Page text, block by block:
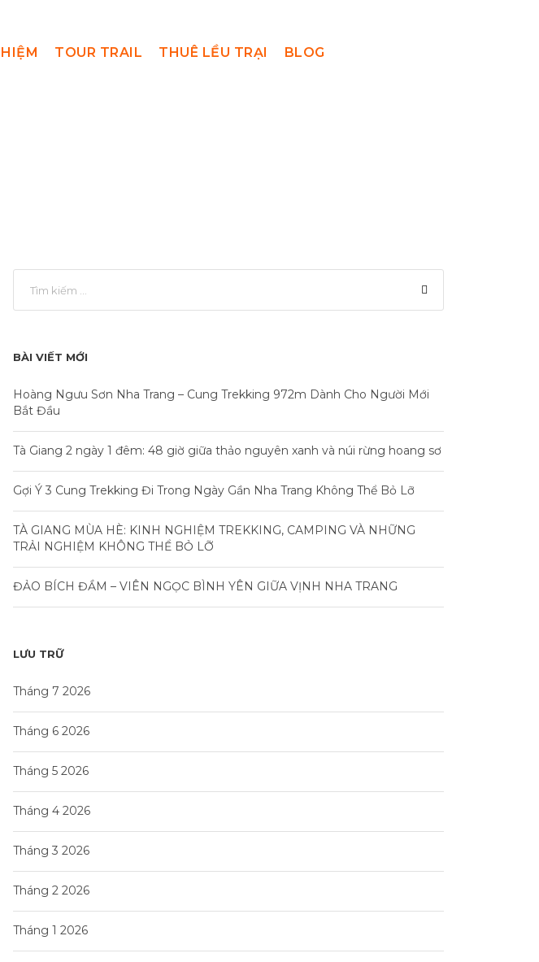
TOUR TRAIL THUÊ LỀU TRẠI BLOG
BÀI VIẾT MỚI
Hoàng Ngưu Sơn Nha Trang – Cung Trekking 972m Dành Cho Người Mới
Bắt Đầu
Tà Giang 2 ngày 1 đêm: 48 giờ giữa thảo nguyên xanh và núi rừng hoang sơ
Gợi Ý 3 Cung Trekking Đi Trong Ngày Gần Nha Trang Không Thể Bỏ Lỡ
TÀ GIANG MÙA HÈ: KINH NGHIỆM TREKKING, CAMPING VÀ NHỮNG
TRẢI NGHIỆM KHÔNG THỂ BỎ LỠ
ĐẢO BÍCH ĐẦM – VIÊN NGỌC BÌNH YÊN GIỮA VỊNH NHA TRANG
LƯU TRỮ
Tháng 7 2026
Tháng 6 2026
Tháng 5 2026
Tháng 4 2026
Tháng 3 2026
Tháng 2 2026
Tháng 1 2026